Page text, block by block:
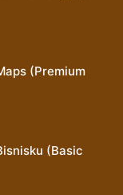
(Premium
(Basic